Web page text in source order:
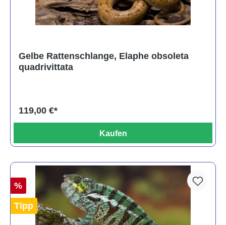
Gelbe Rattenschlange, Elaphe obsoleta
quadrivittata
119,00 €*
Kaufen
%
Tipp